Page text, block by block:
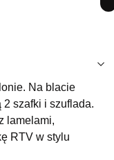
Na blacie
szafki i szuflada.
lamelami,
RTV w stylu